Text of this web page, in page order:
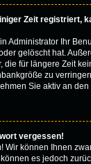
Zeit registriert,
Administrator Ihr
gelöscht hat.
die für längere Zeit
zu
Sie aktiv an
vergessen!
Wir können Ihnen
es jedoch